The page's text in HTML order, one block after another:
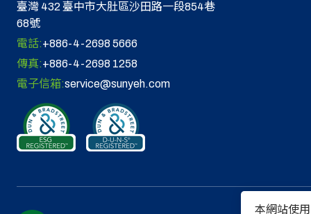
臺灣 432 臺中市大肚區沙田路一段854巷
68號
電話:+886-4-2698 5666
傳真:+886-4-2698 1258
電子信箱:service@sunyeh.com
本網站使